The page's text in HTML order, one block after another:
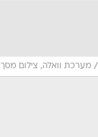
/ מערכת וואלה, צילום מסך